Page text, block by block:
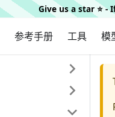
Give us a star ⭐️
参考手册 工具 模